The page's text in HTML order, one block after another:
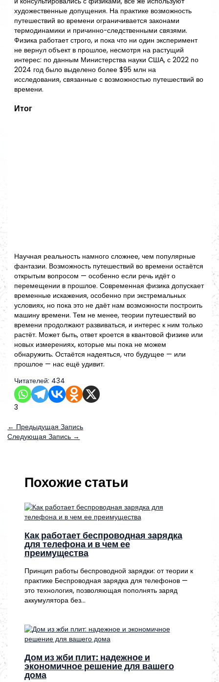
художественные допущения. На практике возможность
путешествий во времени ограничивается законами
термодинамики и причинно-следственными связями.
Физика работает строго, и пока что ни один эксперимент
не вернул объект в прошлое, несмотря на растущий
интерес: по данным Министерства науки США, с 2022 по
2024 год было выделено более $95 млн на
исследования, связанные с возможностью путешествий во
времени.
Итог
Научная реальность намного сложнее, чем популярные
фантазии. Возможность путешествий во времени остаётся
открытым вопросом — особенно если речь идёт о
перемещении в прошлое. Современная физика допускает
временные искажения, особенно при экстремальных
условиях, но пока это не даёт нам возможности построить
машину времени. Тем не менее, теории путешествий во
времени продолжают развиваться, и интерес к ним только
растёт. Может быть, ответ кроется в квантовой физике или
новых измерениях, которые мы пока не можем
обнаружить. Остаётся надеяться, что будущее — или
прошлое — нас ещё удивит.
Читателей: 434
3
← Предыдущая Запись
Следующая Запись →
Похожие статьи
Как работает беспроводная зарядка
для телефона и в чем ее
преимущества
Принцип работы беспроводной зарядки: от теории к
практике Беспроводная зарядка для телефонов —
это технология, позволяющая пополнять заряд
аккумулятора без…
Дом из жби плит: надежное и
экономичное решение для вашего
дома